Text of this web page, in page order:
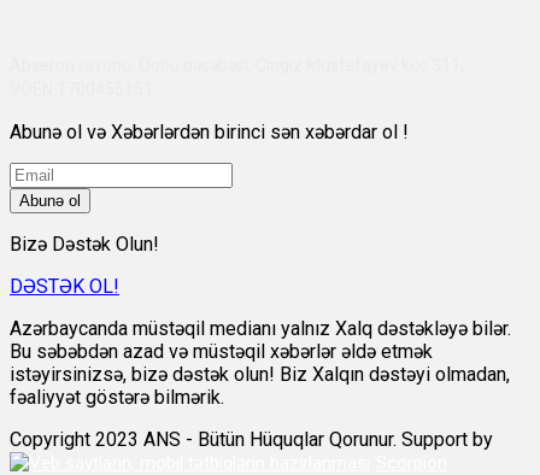
Abunə ol və Xəbərlərdən birinci sən xəbərdar ol !
Abunə ol
Bizə Dəstək Olun!
DƏSTƏK OL!
Azərbaycanda müstəqil medianı yalnız Xalq dəstəkləyə bilər.
Bu səbəbdən azad və müstəqil xəbərlər əldə etmək
istəyirsinizsə, bizə dəstək olun! Biz Xalqın dəstəyi olmadan,
fəaliyyət göstərə bilmərik.
Copyright 2023 ANS - Bütün Hüquqlar Qorunur. Support by